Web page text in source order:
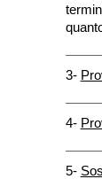
3-
4-
5-